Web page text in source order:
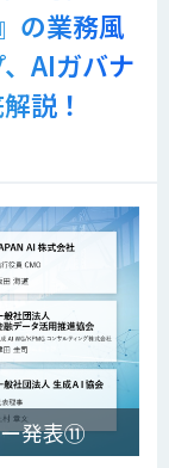
の業務風
AIガバナ
説！
ー発表⑪